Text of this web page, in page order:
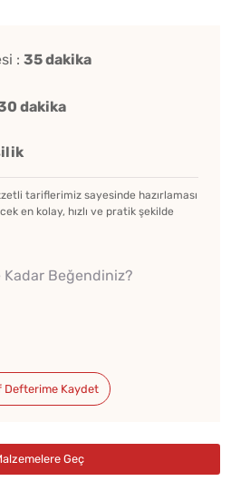
: 35 dakika
dakika
tariflerimiz sayesinde hazırlaması
en kolay, hızlı ve pratik şekilde
Kadar Beğendiniz?